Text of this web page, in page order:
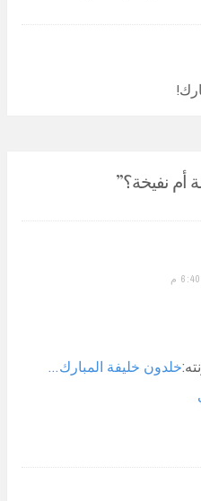
أم نفيخة؟”
خلدون خليفة المبارك…